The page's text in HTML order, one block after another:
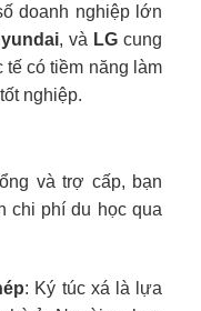
doanh nghiệp lớn
, và LGcung
tế có tiềm năng làm
nghiệp.
và trợ cấp, bạn
chi phí du học qua
: Ký túc xá là lựa